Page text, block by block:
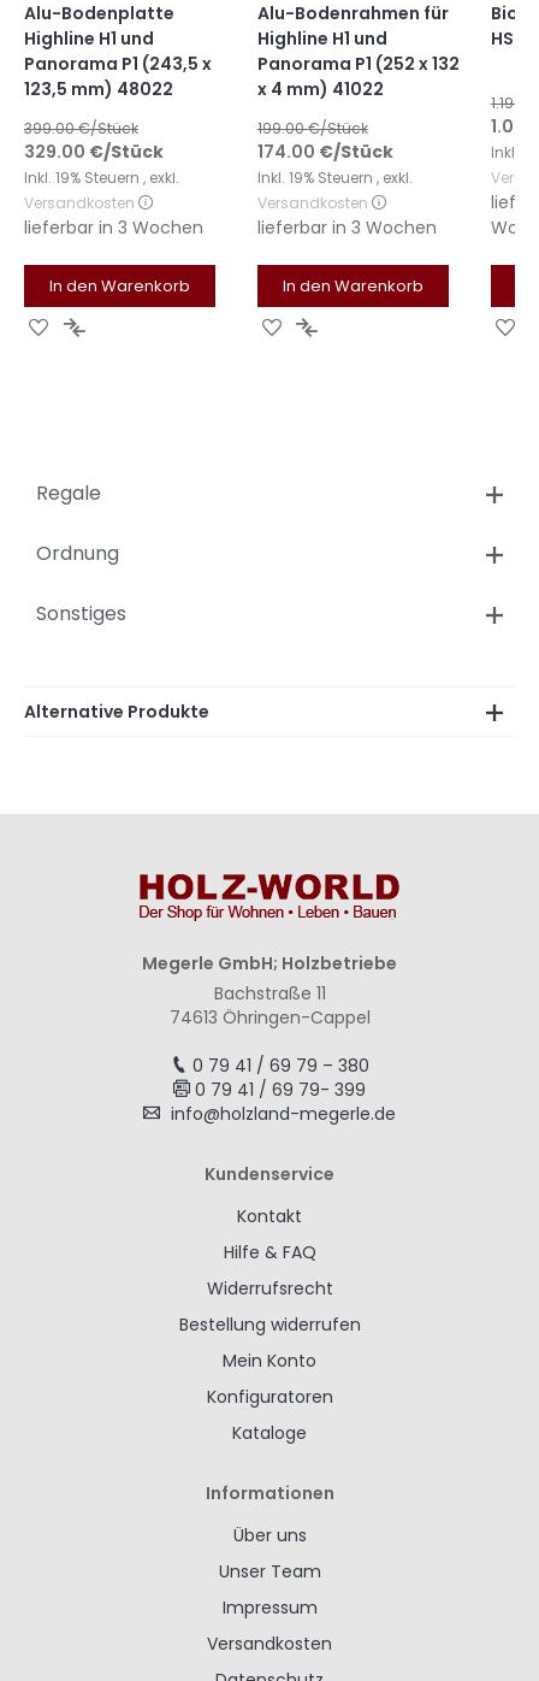
Alu-Bodenplatte
Highline H1 und
Panorama P1 (243,5 x
123,5 mm) 48022
399.00€/Stück
329.00 €/Stück
Inkl. 19% Steuern , exkl.
Versandkosten
lieferbar in 3 Wochen
In den Warenkorb
Zur Zur
Alu-Bodenrahmen für
Highline H1 und
Panorama P1 (252 x 132
x 4 mm) 41022
199.00€/Stück
174.00 €/Stück
Inkl. 19% Steuern , exkl.
Versandkosten
lieferbar in 3 Wochen
In den Warenkorb
Zur Zur
HS
Inkl.
Regale
Ordnung
Sonstiges
Alternative Produkte
Megerle GmbH; Holzbetriebe
Bachstraße 11
74613 Öhringen-Cappel
0 79 41 / 69 79 – 380
0 79 41 / 69 79- 399
info@holzland-megerle.de
Kundenservice
Kontakt
Hilfe & FAQ
Widerrufsrecht
Bestellung widerrufen
Mein Konto
Konfiguratoren
Kataloge
Informationen
Über uns
Unser Team
Impressum
Versandkosten